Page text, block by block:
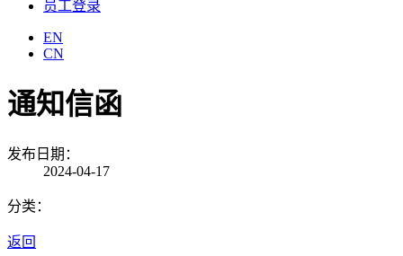
员工登录
EN
CN
通知信函
发布日期：
2024-04-17
分类：
返回